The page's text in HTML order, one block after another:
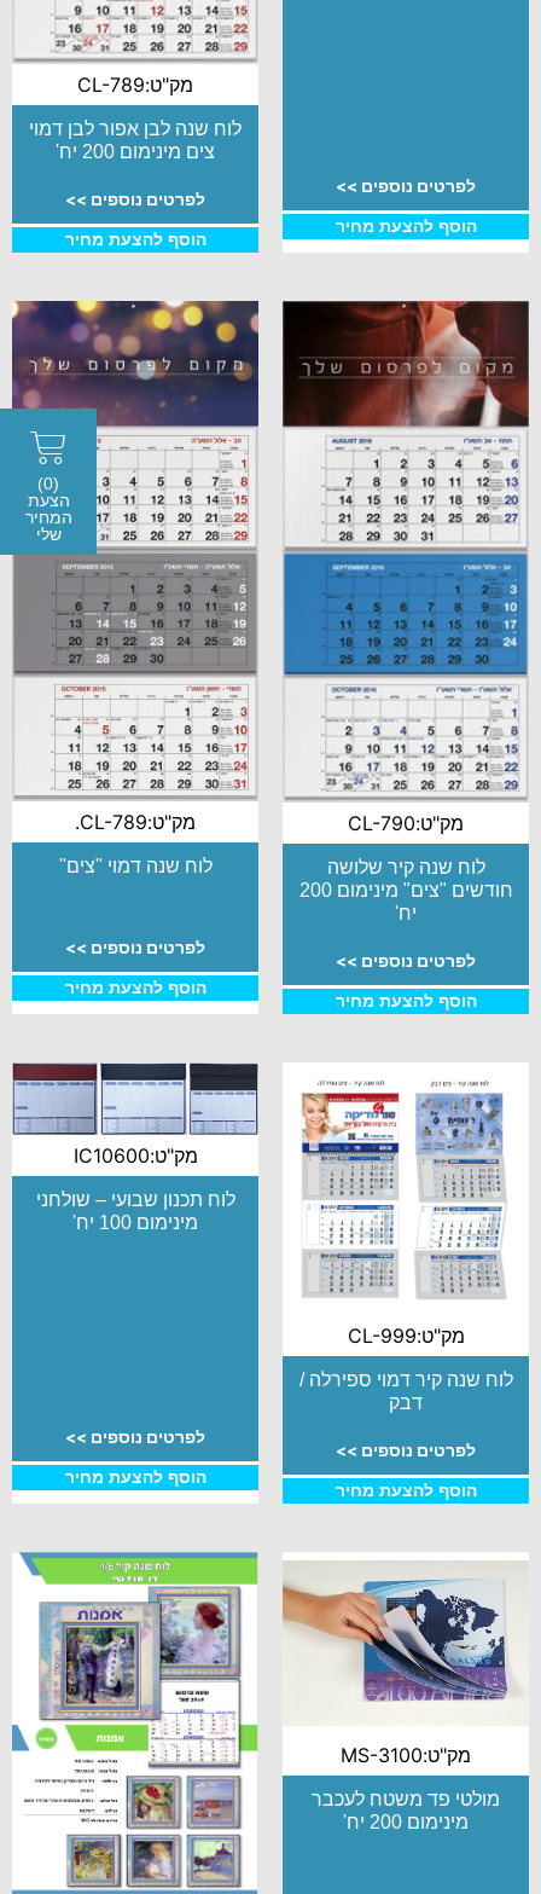
לפרטים נוספים >>
הוסף להצעת מחיר
מק"ט:CL-789
לוח שנה לבן אפור לבן דמוי
צים מינימום 200 יח'
לפרטים נוספים >>
הוסף להצעת מחיר
מק"ט:CL-790
לוח שנה קיר שלושה
חודשים "צים" מינימום 200
יח'
לפרטים נוספים >>
הוסף להצעת מחיר
מק"ט:CL-789.
לוח שנה דמוי "צים"
לפרטים נוספים >>
הוסף להצעת מחיר
מק"ט:CL-999
לוח שנה קיר דמוי ספירלה /
דבק
לפרטים נוספים >>
הוסף להצעת מחיר
מק"ט:IC10600
לוח תכנון שבועי – שולחני
מינימום 100 יח'
לפרטים נוספים >>
הוסף להצעת מחיר
מק"ט:MS-3100
מולטי פד משטח לעכבר
מינימום 200 יח'
(0)
הצעת
המחיר
שלי